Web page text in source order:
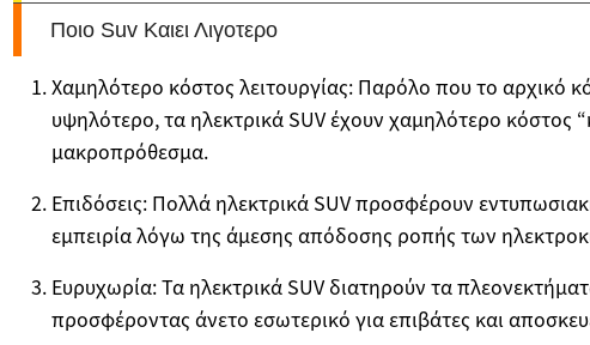
Χαμηλότερο κόστος λειτουργίας: Παρόλο που το αρχικό
υψηλότερο, τα ηλεκτρικά SUV έχουν χαμηλότερο κόστος
μακροπρόθεσμα.
Επιδόσεις: Πολλά ηλεκτρικά SUV προσφέρουν
εμπειρία λόγω της άμεσης απόδοσης ροπής των
Ευρυχωρία: Τα ηλεκτρικά SUV διατηρούν τα
προσφέροντας άνετο εσωτερικό για επιβάτες και